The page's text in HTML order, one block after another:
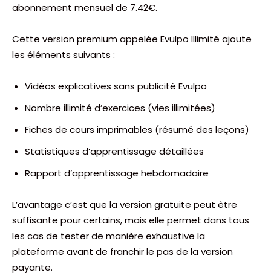
abonnement mensuel de 7.42€.
Cette version premium appelée Evulpo Illimité ajoute
les éléments suivants :
Vidéos explicatives sans publicité Evulpo
Nombre illimité d’exercices (vies illimitées)
Fiches de cours imprimables (résumé des leçons)
Statistiques d’apprentissage détaillées
Rapport d’apprentissage hebdomadaire
L’avantage c’est que la version gratuite peut être
suffisante pour certains, mais elle permet dans tous
les cas de tester de manière exhaustive la
plateforme avant de franchir le pas de la version
payante.